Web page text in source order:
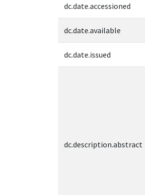
dc.date.accessioned
dc.date.available
dc.date.issued
dc.description.abstract